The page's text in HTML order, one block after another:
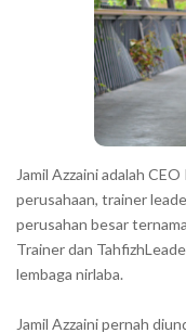
Jamil Azzaini adalah
perusahaan, trainer
perusahan besar
Trainer dan
lembaga nirlaba.
Jamil Azzaini pernah